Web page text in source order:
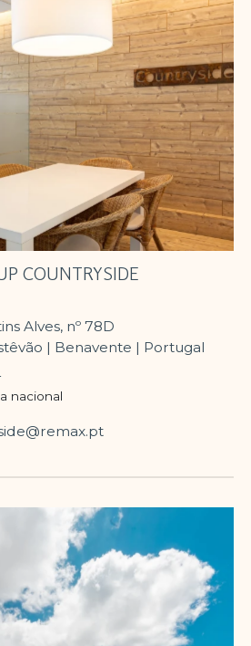
COUNTRYSIDE
Alves, nº 78D
| Benavente | Portugal
nacional